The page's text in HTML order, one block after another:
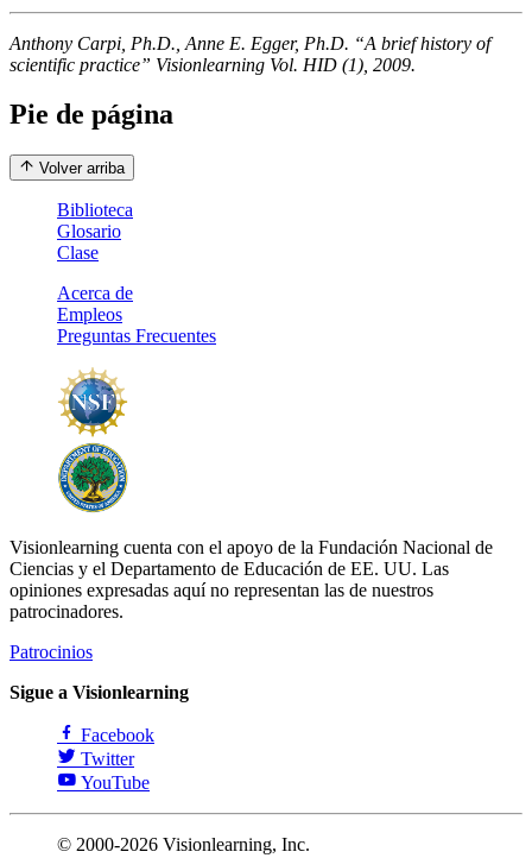
Anthony Carpi, Ph.D., Anne E. Egger, Ph.D. “A brief history of
scientific practice” Visionlearning Vol. HID (1), 2009.
Pie de página
Volver arriba
Biblioteca
Glosario
Clase
Acerca de
Empleos
Preguntas Frecuentes
Visionlearning cuenta con el apoyo de la Fundación Nacional de
Ciencias y el Departamento de Educación de EE. UU. Las
opiniones expresadas aquí no representan las de nuestros
patrocinadores.
Patrocinios
Sigue a Visionlearning
Facebook
Twitter
YouTube
© 2000-2026 Visionlearning, Inc.